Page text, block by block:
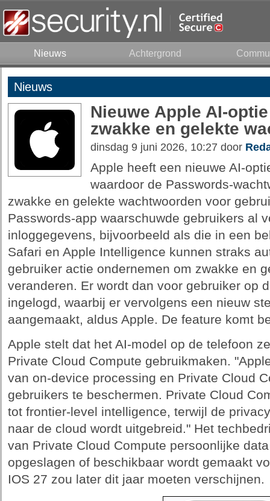
Nieuws Achtergrond
Nieuws
Nieuwe Apple AI-
zwakke en gelekte
dinsdag 9 juni 2026, 10:27 door
Apple heeft een nieuwe AI-
waardoor de Passwords-
zwakke en gelekte wachtwoorden voor
Passwords-app waarschuwde gebruikers al
inloggegevens, bijvoorbeeld als die in een
Safari en Apple Intelligence kunnen straks
gebruiker actie ondernemen om zwakke en
veranderen. Er wordt dan voor gebruiker op
ingelogd, waarbij er vervolgens een nieuw
aangemaakt, aldus Apple. De feature komt
Apple stelt dat het AI-model op de telefoon
Private Cloud Compute gebruikmaken.
van on-device processing en Private Cloud
gebruikers te beschermen. Private Cloud
tot frontier-level intelligence, terwijl de
naar de cloud wordt uitgebreid." Het
van Private Cloud Compute persoonlijke
opgeslagen of beschikbaar wordt gemaakt
IOS 27 zou later dit jaar moeten verschijnen.